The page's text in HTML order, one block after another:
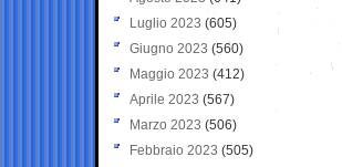
Luglio 2023 (605)
Giugno 2023 (560)
Maggio 2023 (412)
Aprile 2023 (567)
Marzo 2023 (506)
Febbraio 2023 (505)